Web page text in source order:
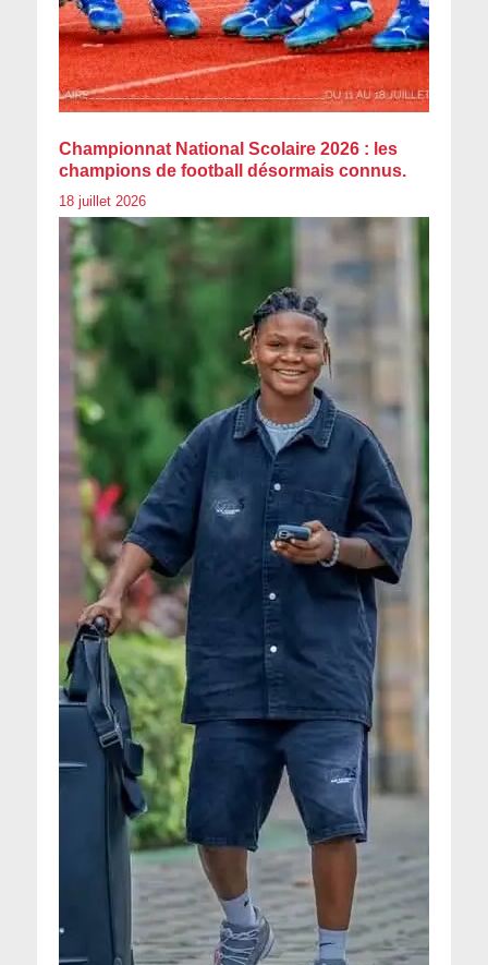
Championnat National Scolaire 2026 : les
champions de football désormais connus.
18 juillet 2026